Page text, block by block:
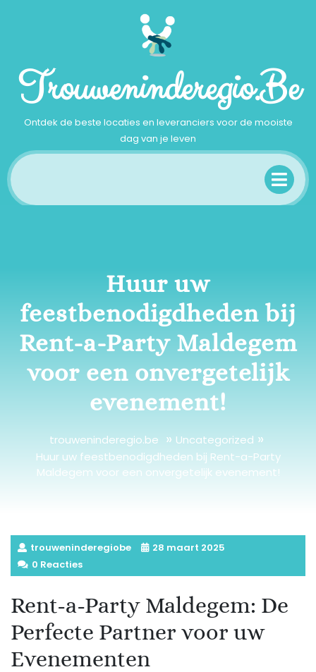
Trouweninderegio.be
Ontdek de beste locaties en leveranciers voor de mooiste
dag van je leven
Huur uw
feestbenodigdheden bij
Rent-a-Party Maldegem
voor een onvergetelijk
evenement!
trouweninderegio.be » Uncategorized »
Huur uw feestbenodigdheden bij Rent-a-Party
Maldegem voor een onvergetelijk evenement!
trouweninderegiobe
28 maart 2025
0 Reacties
Rent-a-Party Maldegem: De
Perfecte Partner voor uw
Evenementen